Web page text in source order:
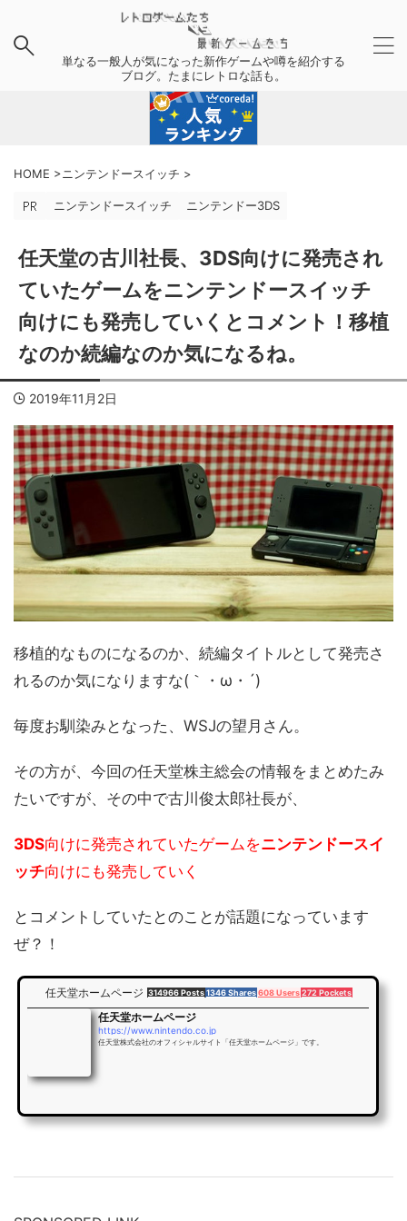
単なる一般人が気になった新作ゲームや噂を紹介する
ブログ。たまにレトロな話も。
HOME >ニンテンドースイッチ >
ニンテンドースイッチ ニンテンドー3DS
任天堂の古川社長、3DS向けに発売され
ていたゲームをニンテンドースイッチ
向けにも発売していくとコメント！移植
なのか続編なのか気になるね。
2019年11月2日
移植的なものになるのか、続編タイトルとして発売さ
れるのか気になりますな(｀・ω・´)
毎度お馴染みとなった、WSJの望月さん。
その方が、今回の任天堂株主総会の情報をまとめたみ
たいですが、その中で古川俊太郎社長が、
3DS向けに発売されていたゲームをニンテンドースイ
ッチ向けにも発売していく
とコメントしていたとのことが話題になっています
ぜ？！
任天堂ホームページ 314966 Posts1346 Shares608 Users272 Pockets
任天堂ホームページ
https://www.nintendo.co.jp
任天堂株式会社のオフィシャルサイト「任天堂ホームページ」です。